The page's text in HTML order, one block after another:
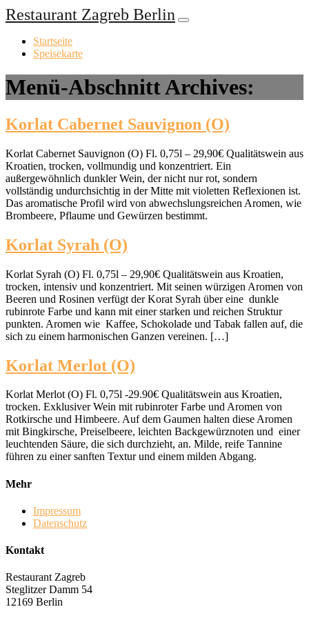
Restaurant Zagreb Berlin
Startseite
Speisekarte
Menü-Abschnitt Archives:
Korlat Cabernet Sauvignon (O)
Korlat Cabernet Sauvignon (O) Fl. 0,75l – 29,90€ Qualitätswein aus
Kroatien, trocken, vollmundig und konzentriert. Ein
außergewöhnlich dunkler Wein, der nicht nur rot, sondern
vollständig undurchsichtig in der Mitte mit violetten Reflexionen ist.
Das aromatische Profil wird von abwechslungsreichen Aromen, wie
Brombeere, Pflaume und Gewürzen bestimmt.
Korlat Syrah (O)
Korlat Syrah (O) Fl. 0,75l – 29,90€ Qualitätswein aus Kroatien,
trocken, intensiv und konzentriert. Mit seinen würzigen Aromen von
Beeren und Rosinen verfügt der Korat Syrah über eine dunkle
rubinrote Farbe und kann mit einer starken und reichen Struktur
punkten. Aromen wie Kaffee, Schokolade und Tabak fallen auf, die
sich zu einem harmonischen Ganzen vereinen. […]
Korlat Merlot (O)
Korlat Merlot (O) Fl. 0,75l -29.90€ Qualitätswein aus Kroatien,
trocken. Exklusiver Wein mit rubinroter Farbe und Aromen von
Rotkirsche und Himbeere. Auf dem Gaumen halten diese Aromen
mit Bingkirsche, Preiselbeere, leichten Backgewürznoten und einer
leuchtenden Säure, die sich durchzieht, an. Milde, reife Tannine
führen zu einer sanften Textur und einem milden Abgang.
Mehr
Impressum
Datenschutz
Kontakt
Restaurant Zagreb
Steglitzer Damm 54
12169 Berlin